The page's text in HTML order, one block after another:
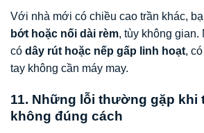
Với nhà mới có chiều cao trần khác,
bớt hoặc nối dài rèm, tùy không gian.
có dây rút hoặc nếp gấp linh hoạt,
tay không cần máy may.
11. Những lỗi thường gặp khi
không đúng cách